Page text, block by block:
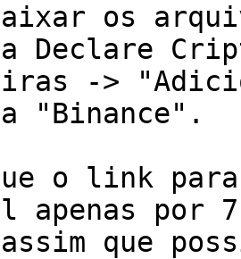
os
Declare
"Binance".
o link
apenas
assim que